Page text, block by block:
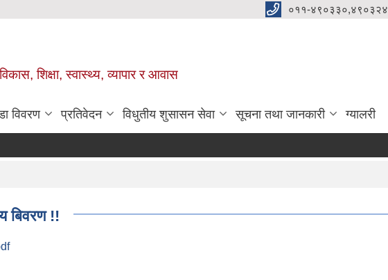
०११-४९०३३०,४९०३२४
शिक्षा, स्वास्थ्य, व्यापार र आवास
विवरण प्रतिवेदन विधुतीय शुसासन सेवा सूचना तथा जानकारी ग्यालरी
बिवरण !!